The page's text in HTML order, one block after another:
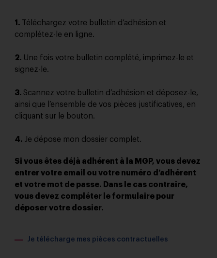
1.
Téléchargez votre bulletin d’adhésion et
complétez-le en ligne.
2. Une fois votre bulletin complété, imprimez-le et
signez-le.
3. Scannez votre bulletin d’adhésion et déposez-le,
ainsi que l’ensemble de vos pièces justificatives, en
cliquant sur le bouton.
4. Je dépose mon dossier complet.
Si vous êtes déjà adhérent à la MGP, vous devez
entrer votre email ou votre numéro d’adhérent
et votre mot de passe. Dans le cas contraire,
vous devez compléter le formulaire pour
déposer votre dossier.
Je télécharge mes pièces contractuelles